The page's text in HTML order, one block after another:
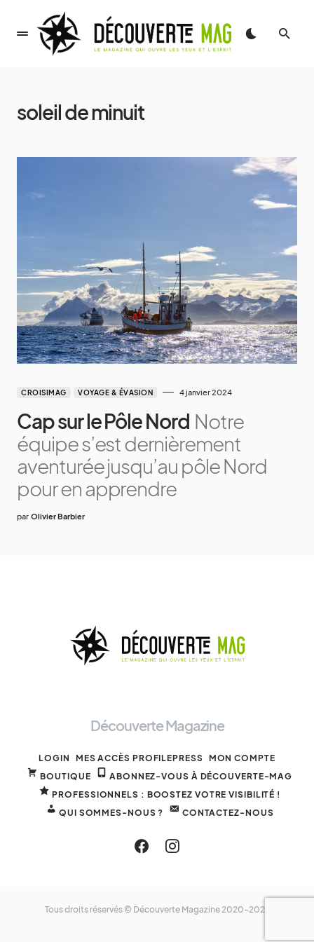
soleil de minuit
CROISIMAG VOYAGE & ÉVASION 4 janvier 2024
Cap sur le Pôle Nord Notre
équipe s’est dernièrement
aventurée jusqu’au pôle Nord
pour en apprendre
par Olivier Barbier
Découverte Magazine
LOGIN MES ACCÈS PROFILEPRESS MON COMPTE
BOUTIQUE
ABONNEZ-VOUS À DÉCOUVERTE-MAG
PROFESSIONNELS : BOOSTEZ VOTRE VISIBILITÉ !
QUI SOMMES-NOUS ?
CONTACTEZ-NOUS
Tous droits réservés © Découverte Magazine 2020-2025